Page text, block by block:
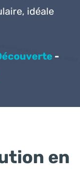
idéale
-
en